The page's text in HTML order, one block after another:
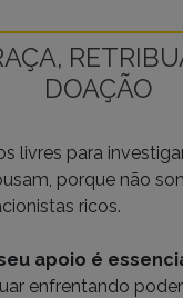
DOAÇÃO
livres para
porque não
ricos.
apoio é
enfrentando